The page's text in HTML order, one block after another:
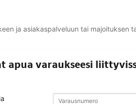
ja asiakaspalveluun tai majoituksen
apua varaukseesi
Varausnumero
Varausnumero